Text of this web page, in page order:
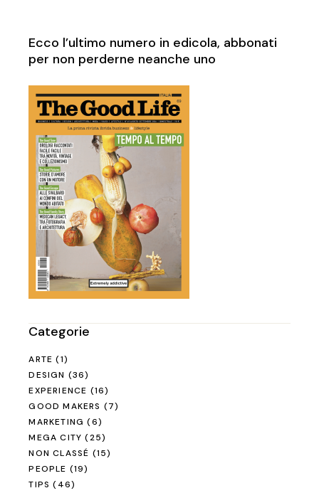
Ecco l’ultimo numero in edicola, abbonati
per non perderne neanche uno
Categorie
ARTE (1)
DESIGN (36)
EXPERIENCE (16)
GOOD MAKERS (7)
MARKETING (6)
MEGA CITY (25)
NON CLASSÉ (15)
PEOPLE (19)
TIPS (46)